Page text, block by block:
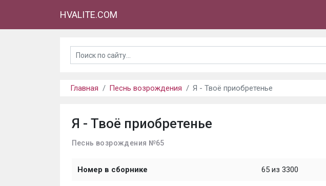
HVALITE.COM
Главная Песнь возрождения Я - Твоё приобретенье
Я - Твоё приобретенье
Песнь возрождения №65
Номер в сборнике 65 из 3300